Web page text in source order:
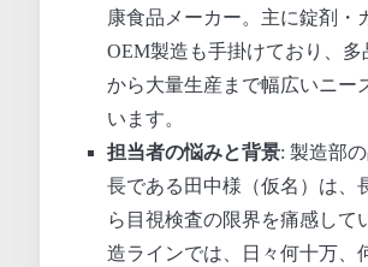
康食品メーカー。主に錠剤・
OEM製造も手掛けており、多
から大量生産まで幅広いニー
います。
担当者の悩みと背景: 製造部
長である田中様（仮名）は、
ら目視検査の限界を痛感して
造ラインでは、日々何十万、